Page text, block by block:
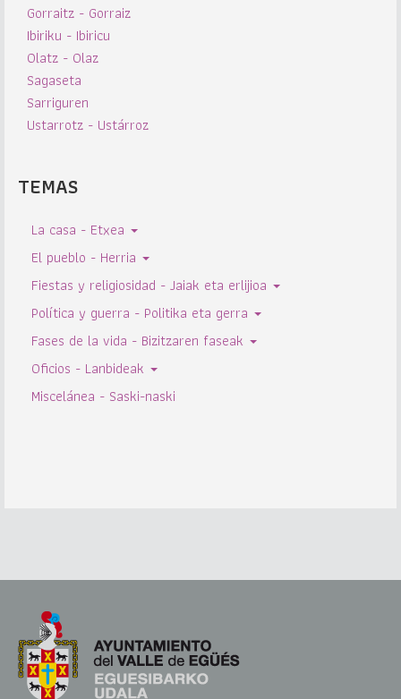
Gorraitz - Gorraiz
Ibiriku - Ibiricu
Olatz - Olaz
Sagaseta
Sarriguren
Ustarrotz - Ustárroz
TEMAS
La casa - Etxea
El pueblo - Herria
Fiestas y religiosidad - Jaiak eta erlijioa
Política y guerra - Politika eta gerra
Fases de la vida - Bizitzaren faseak
Oficios - Lanbideak
Miscelánea - Saski-naski